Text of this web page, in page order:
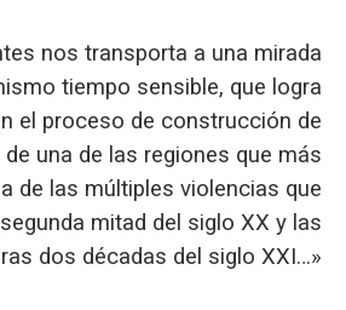
nos transporta a una mirada
tiempo sensible, que logra
el proceso de construcción de
una de las regiones que más
de las múltiples violencias que
mitad del siglo XX y las
dos décadas del siglo XXI…»